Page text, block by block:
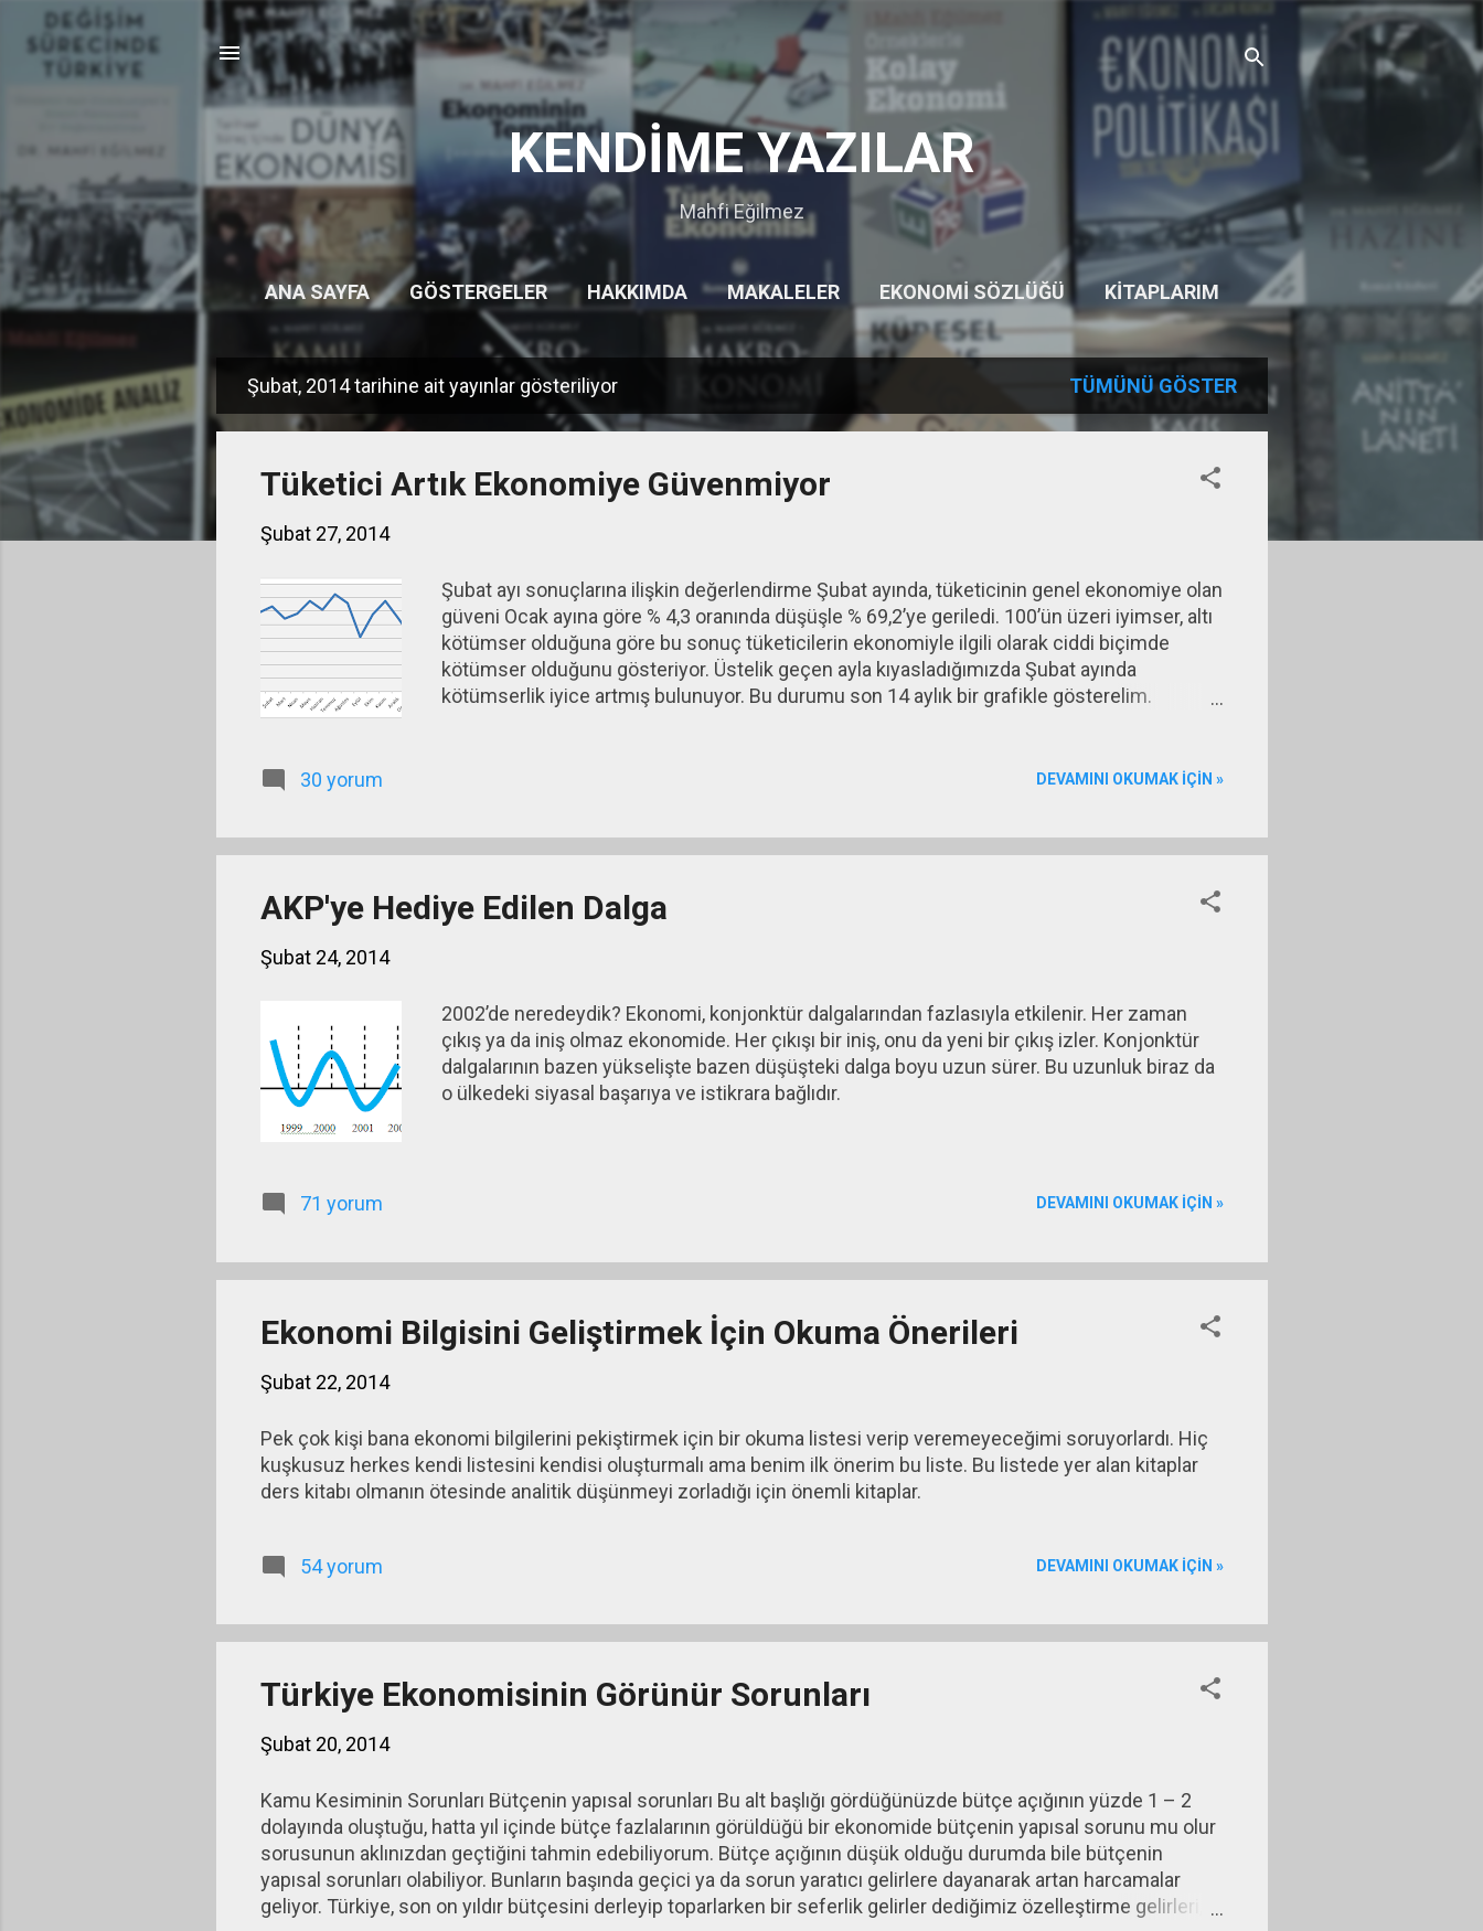
Ana içeriğe atla
KENDİME YAZILAR
Mahfi Eğilmez
ANA SAYFA GÖSTERGELER HAKKIMDA MAKALELER EKONOMI SÖZLÜĞÜ KITAPLARIM
HITITLER GEZILERIM DIĞER… UYARI
a
ı
t
Şubat, 2014 tarihine ait yayınlar gösteriliyor TÜMÜNÜ GÖSTER
Tüketici Artık Ekonomiye Güvenmiyor
Şubat 27, 2014
Şubat ayı sonuçlarına ilişkin değerlendirme Şubat ayında, tüketicinin genel ekonomiye olan
güveni Ocak ayına göre % 4,3 oranında düşüşle % 69,2’ye geriledi. 100’ün üzeri iyimser, altı
kötümser olduğuna göre bu sonuç tüketicilerin ekonomiyle ilgili olarak ciddi biçimde
kötümser olduğunu gösteriyor. Üstelik geçen ayla kıyasladığımızda Şubat ayında
kötümserlik iyice artmış bulunuyor. Bu durumu son 14 aylık bir grafikle gösterelim.
30 yorum
DEVAMINI OKUMAK IÇIN »
AKP'ye Hediye Edilen Dalga
Şubat 24, 2014
2002’de neredeydik? Ekonomi, konjonktür dalgalarından fazlasıyla etkilenir. Her zaman
çıkış ya da iniş olmaz ekonomide. Her çıkışı bir iniş, onu da yeni bir çıkış izler. Konjonktür
dalgalarının bazen yükselişte bazen düşüşteki dalga boyu uzun sürer. Bu uzunluk biraz da
o ülkedeki siyasal başarıya ve istikrara bağlıdır.
71 yorum DEVAMINI OKUMAK IÇIN »
Ekonomi Bilgisini Geliştirmek İçin Okuma Önerileri
Şubat 22, 2014
Pek çok kişi bana ekonomi bilgilerini pekiştirmek için bir okuma listesi verip veremeyeceğimi soruyorlardı. Hiç
kuşkusuz herkes kendi listesini kendisi oluşturmalı ama benim ilk önerim bu liste. Bu listede yer alan kitaplar
ders kitabı olmanın ötesinde analitik düşünmeyi zorladığı için önemli kitaplar.
54 yorum DEVAMINI OKUMAK IÇIN »
Türkiye Ekonomisinin Görünür Sorunları
Şubat 20, 2014
Kamu Kesiminin Sorunları Bütçenin yapısal sorunları Bu alt başlığı gördüğünüzde bütçe açığının yüzde 1 – 2
dolayında oluştuğu, hatta yıl içinde bütçe fazlalarının görüldüğü bir ekonomide bütçenin yapısal sorunu mu olur
sorusunun aklınızdan geçtiğini tahmin edebiliyorum. Bütçe açığının düşük olduğu durumda bile bütçenin
yapısal sorunları olabiliyor. Bunların başında geçici ya da sorun yaratıcı gelirlere dayanarak artan harcamalar
geliyor. Türkiye, son on yıldır bütçesini derleyip toparlarken bir seferlik gelirler dediğimiz özelleştirme gelirleri,